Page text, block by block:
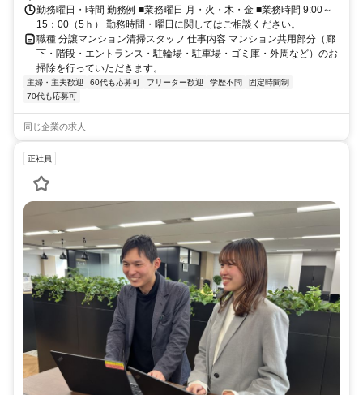
勤務曜日・時間 勤務例 ■業務曜日 月・火・木・金 ■業務時間 9:00～
15：00（5ｈ） 勤務時間・曜日に関してはご相談ください。
職種 分譲マンション清掃スタッフ 仕事内容 マンション共用部分（廊
下・階段・エントランス・駐輪場・駐車場・ゴミ庫・外周など）のお
掃除を行っていただきます。
主婦・主夫歓迎 60代も応募可 フリーター歓迎 学歴不問
固定時間制
70代も応募可
同じ企業の求人
正社員